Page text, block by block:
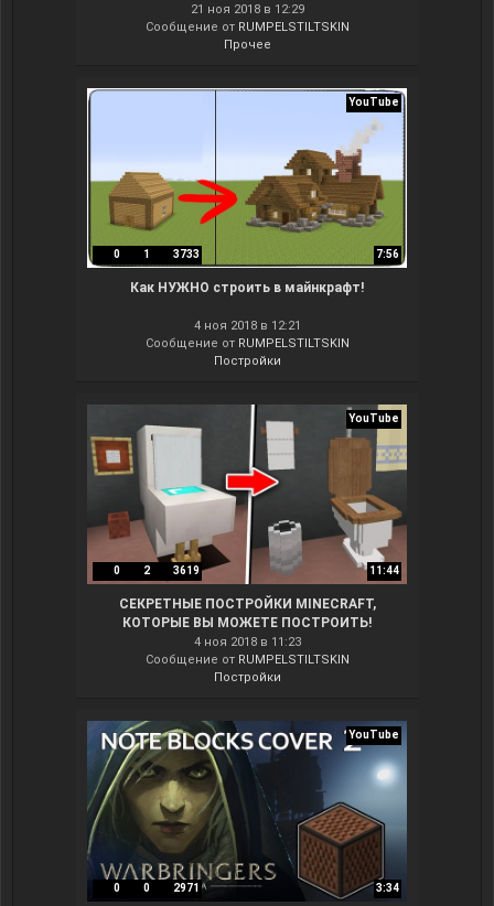
21 ноя 2018 в 12:29
Сообщение от RUMPELSTILTSKIN
Прочее
YouTube
0 1 3733 7:56
Как НУЖНО строить в майнкрафт!
4 ноя 2018 в 12:21
Сообщение от RUMPELSTILTSKIN
Постройки
YouTube
0 2 3619 11:44
СЕКРЕТНЫЕ ПОСТРОЙКИ MINECRAFT,
КОТОРЫЕ ВЫ МОЖЕТЕ ПОСТРОИТЬ!
ТУТОРИАЛ АВТОМАТ В МАЙНКРАФТ ПОКУПКА
4 ноя 2018 в 11:23
Сообщение от RUMPELSTILTSKIN
Постройки
YouTube
0 0 2971 3:34